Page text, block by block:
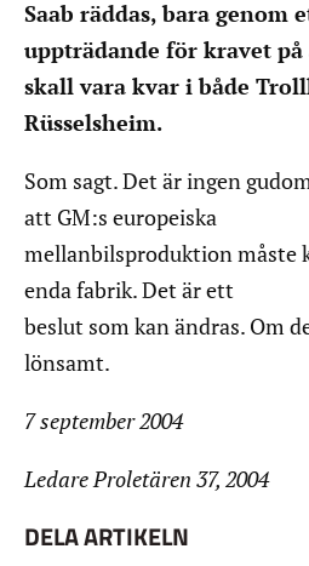
Saab räddas, bara genom
uppträdande för kravet
skall vara kvar i både
Rüsselsheim.
Som sagt. Det är ingen
att GM:s europeiska
mellanbilsproduktion måste
enda fabrik. Det är ett
beslut som kan ändras. Om
lönsamt.
7 september 2004
Ledare Proletären 37, 2004
DELA ARTIKELN